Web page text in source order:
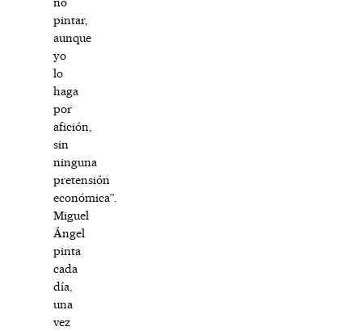
pintar,
aunque
yo
lo
haga
por
afición,
sin
ninguna
pretensión
económica”.
Miguel
Ángel
pinta
cada
día,
una
vez